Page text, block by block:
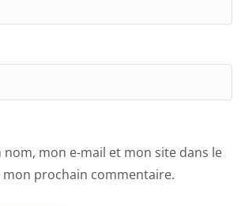
mon e-mail et mon site dans le
prochain commentaire.